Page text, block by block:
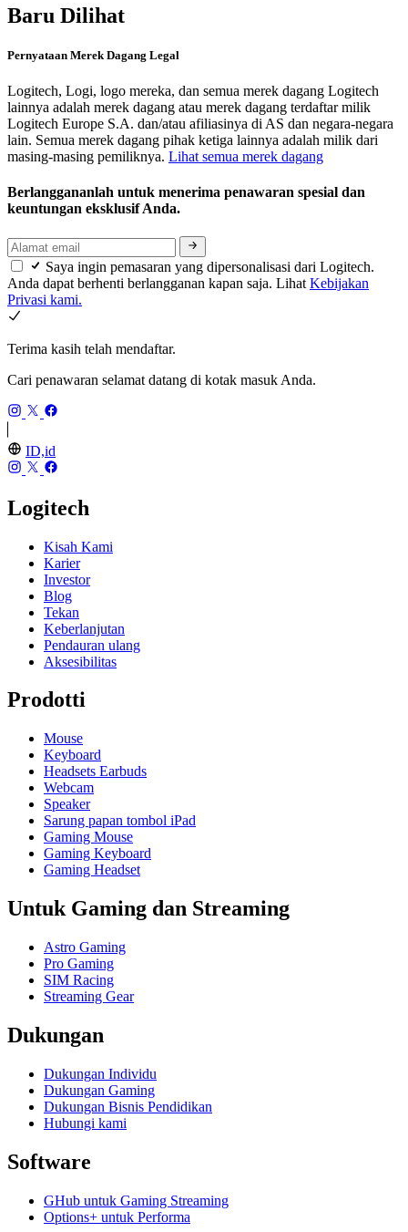
Baru Dilihat
Pernyataan Merek Dagang Legal
Logitech, Logi, logo mereka, dan semua merek dagang Logitech
lainnya adalah merek dagang atau merek dagang terdaftar milik
Logitech Europe S.A. dan/atau afiliasinya di AS dan negara-negara
lain. Semua merek dagang pihak ketiga lainnya adalah milik dari
masing-masing pemiliknya. Lihat semua merek dagang
Berlanggananlah untuk menerima penawaran spesial dan
keuntungan eksklusif Anda.
Saya ingin pemasaran yang dipersonalisasi dari Logitech.
Anda dapat berhenti berlangganan kapan saja. Lihat Kebijakan
Privasi kami.
Terima kasih telah mendaftar.
Cari penawaran selamat datang di kotak masuk Anda.
ID,id
Logitech
Kisah Kami
Karier
Investor
Blog
Tekan
Keberlanjutan
Pendauran ulang
Aksesibilitas
Prodotti
Mouse
Keyboard
Headsets Earbuds
Webcam
Speaker
Sarung papan tombol iPad
Gaming Mouse
Gaming Keyboard
Gaming Headset
Untuk Gaming dan Streaming
Astro Gaming
Pro Gaming
SIM Racing
Streaming Gear
Dukungan
Dukungan Individu
Dukungan Gaming
Dukungan Bisnis Pendidikan
Hubungi kami
Software
GHub untuk Gaming Streaming
Options+ untuk Performa